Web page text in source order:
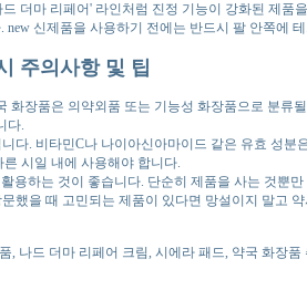
드 더마 리페어' 라인처럼 진정 기능이 강화된 제품
new 신제품을 사용하기 전에는 반드시 팔 안쪽에
주의사항 및 팁
화장품은 의약외품 또는 기능성 화장품으로 분류
다.
다. 비타민C나 나이아신아마이드 같은 유효 성
시일 내에 사용해야 합니다.
용하는 것이 좋습니다. 단순히 제품을 사는 것뿐
했을 때 고민되는 제품이 있다면 망설이지 말고
, 나드 더마 리페어 크림, 시에라 패드, 약국 화장